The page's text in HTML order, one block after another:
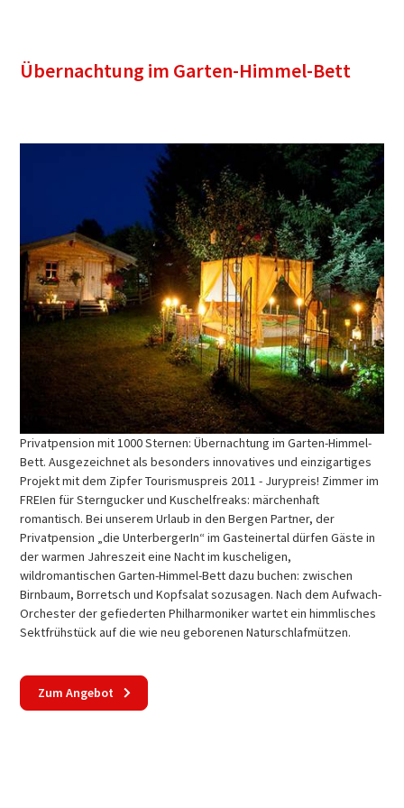
Übernachtung im Garten-Himmel-Bett
Privatpension mit 1000 Sternen: Übernachtung im Garten-Himmel-
Bett. Ausgezeichnet als besonders innovatives und einzigartiges
Projekt mit dem Zipfer Tourismuspreis 2011 - Jurypreis! Zimmer im
FREIen für Sterngucker und Kuschelfreaks: märchenhaft
romantisch. Bei unserem Urlaub in den Bergen Partner, der
Privatpension „die UnterbergerIn“ im Gasteinertal dürfen Gäste in
der warmen Jahreszeit eine Nacht im kuscheligen,
wildromantischen Garten-Himmel-Bett dazu buchen: zwischen
Birnbaum, Borretsch und Kopfsalat sozusagen. Nach dem Aufwach-
Orchester der gefiederten Philharmoniker wartet ein himmlisches
Sektfrühstück auf die wie neu geborenen Naturschlafmützen.
Zum Angebot